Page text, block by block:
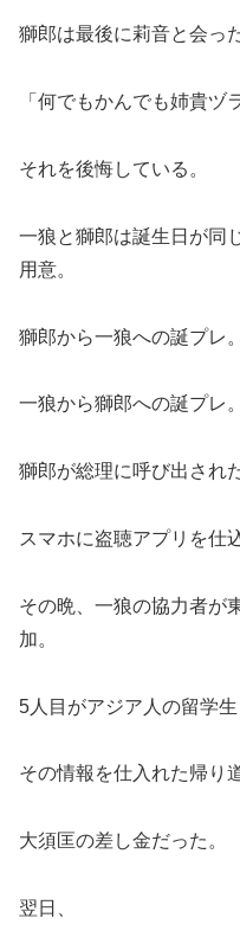
獅郎は最後に莉音と会っ
「何でもかんでも姉貴ヅ
それを後悔している。
一狼と獅郎は誕生日が同
用意。
獅郎から一狼への誕プレ
一狼から獅郎への誕プレ
獅郎が総理に呼び出された
スマホに盗聴アプリを仕
その晩、一狼の協力者が
加。
5人目がアジア人の留学生
その情報を仕入れた帰り
大須匡の差し金だった。
翌日、